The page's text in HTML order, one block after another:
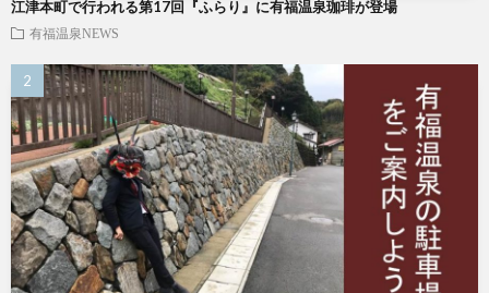
江津本町で行われる第17回『ふらり』に有福温泉珈琲が登場
有福温泉NEWS